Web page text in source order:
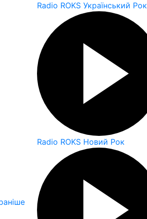
Radio ROKS Український Рок
Radio ROKS Новий Рок